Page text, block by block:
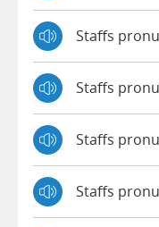
Staffs
Staffs
Staffs
Staffs